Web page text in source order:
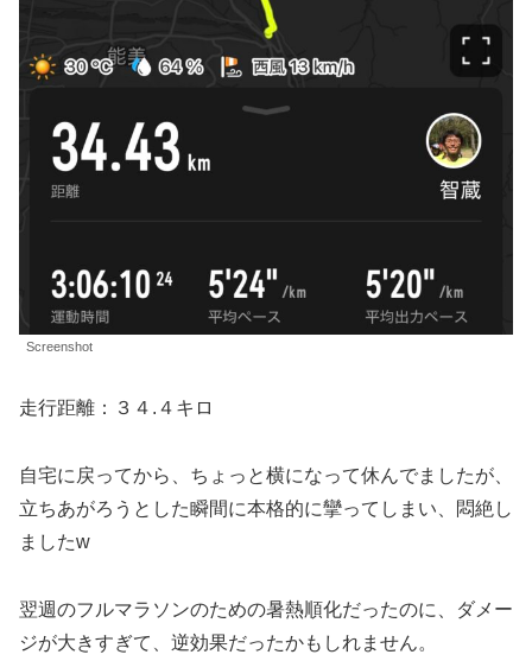
Screenshot
走行距離：３４.４キロ
自宅に戻ってから、ちょっと横になって休んでましたが、
立ちあがろうとした瞬間に本格的に攣ってしまい、悶絶し
ましたw
翌週のフルマラソンのための暑熱順化だったのに、ダメー
ジが大きすぎて、逆効果だったかもしれません。